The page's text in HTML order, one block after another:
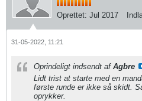
Oprettet: Jul 2017
31-05-2022, 11:21
Oprindeligt indsendt af Agbre
Lidt trist at starte med en
første runde er ikke så skidt.
oprykker.